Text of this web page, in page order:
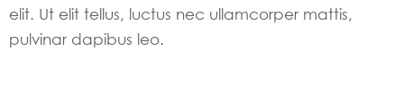
elit. Ut elit tellus, luctus nec ullamcorper mattis,
pulvinar dapibus leo.